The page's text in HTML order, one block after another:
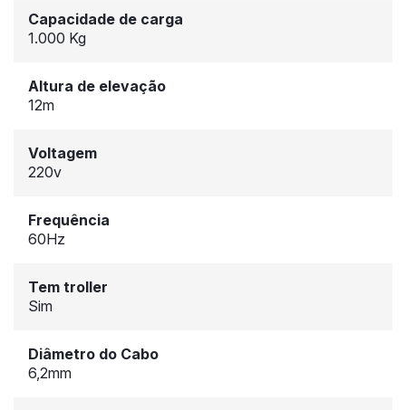
Capacidade de carga
1.000 Kg
Altura de elevação
12m
Voltagem
220v
Frequência
60Hz
Tem troller
Sim
Diâmetro do Cabo
6,2mm